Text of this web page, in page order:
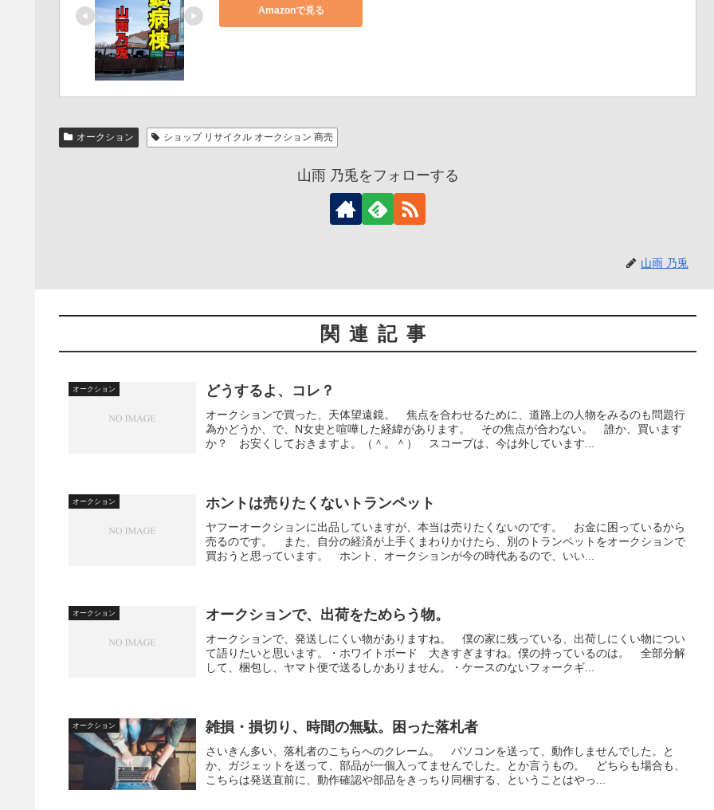
Amazonで見る
オークション ショップ リサイクル オークション 商売
山雨 乃兎をフォローする
山雨 乃兎
関連記事
オークション どうするよ、コレ？
オークションで買った、天体望遠鏡。 焦点を合わせるために、道路上の人物をみるのも問題行
為かどうか、で、N女史と喧嘩した経緯があります。 その焦点が合わない。 誰か、買います
か？ お安くしておきますよ。（＾。＾） スコープは、今は外しています...
オークション ホントは売りたくないトランペット
ヤフーオークションに出品していますが、本当は売りたくないのです。 お金に困っているから
売るのです。 また、自分の経済が上手くまわりかけたら、別のトランペットをオークションで
買おうと思っています。 ホント、オークションが今の時代あるので、いい...
オークション オークションで、出荷をためらう物。
オークションで、発送しにくい物がありますね。 僕の家に残っている、出荷しにくい物につい
て語りたいと思います。・ホワイトボード 大きすぎますね。僕の持っているのは。 全部分解
して、梱包し、ヤマト便で送るしかありません。・ケースのないフォークギ...
オークション 雑損・損切り、時間の無駄。困った落札者
さいきん多い、落札者のこちらへのクレーム。 パソコンを送って、動作しませんでした。と
か、ガジェットを送って、部品が一個入ってませんでした。とか言うもの。 どちらも場合も、
こちらは発送直前に、動作確認や部品をきっちり同梱する、ということはやっ...